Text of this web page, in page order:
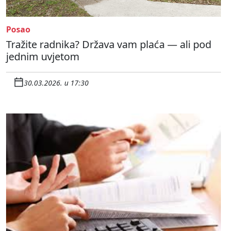
Posao
Tražite radnika? Država vam plaća — ali pod
jednim uvjetom
30.03.2026. u 17:30